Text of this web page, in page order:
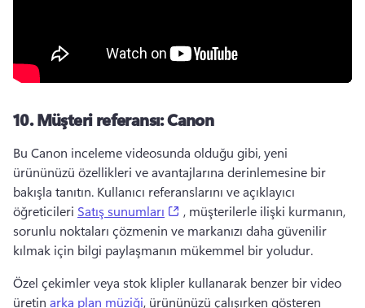
10.Müşteri referansı: Canon
Bu Canon inceleme videosunda olduğu gibi, yeni
ürününüzü özellikleri ve avantajlarına derinlemesine bir
bakışla tanıtın. Kullanıcı referanslarını ve açıklayıcı
öğreticileri Satış sunumları (opens in a new tab)
, müşterilerle ilişki kurmanın,
sorunlu noktaları çözmenin ve markanızı daha güvenilir
kılmak için bilgi paylaşmanın mükemmel bir yoludur.
Özel çekimler veya stok klipler kullanarak benzer bir video
üretin arka plan müziği, ürününüzü çalışırken gösteren